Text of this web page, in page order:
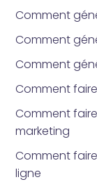
Comment
Comment
Comment
Comment
Comment
marketing
Comment
ligne